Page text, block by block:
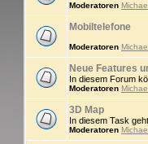
Moderatoren
Mobiltelefone
Moderatoren
Neue Features
In diesem Forum
Moderatoren
3D Map
In diesem Task
Moderatoren